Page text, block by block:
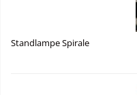
Standlampe Spirale